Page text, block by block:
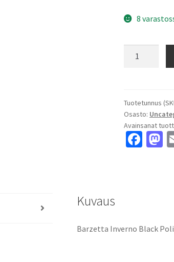
8
8.5x19"
5x112
ET45
keskireikä:66.6
Tuotetunnus
Osasto:
Avainsanat
Fa
k
n
Kuvaus
Barzetta Inverno Black